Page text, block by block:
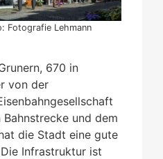
Fotografie Lehmann
670 in
von der
Bahnstrecke und dem
die Stadt eine gute
Infrastruktur ist